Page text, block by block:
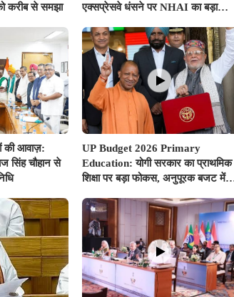
करीब से समझा
एक्सप्रेसवे धंसने पर NHAI का बड़ा
गाज, टोल वसूली रोकी गई
की आवाज़:
सिंह चौहान से
UP Budget 2026 Primary
Education: योगी सरकार का प्राथमिक
शिक्षा पर बड़ा फोकस, अनुपूरक बजट में
प्रावधान